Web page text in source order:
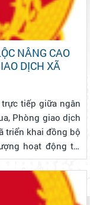
NÂNG CAO
DỊCH XÃ
tiếp giữa ngân
Phòng giao dịch
triển khai đồng bộ
hoạt động tại
đưa nguồn vốn tín